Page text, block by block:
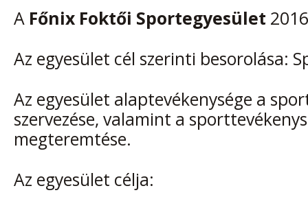
A Főnix Foktői Sportegyesület
Az egyesület cél szerinti besorolása:
Az egyesület alaptevékenysége a
szervezése, valamint a
megteremtése.
Az egyesület célja: